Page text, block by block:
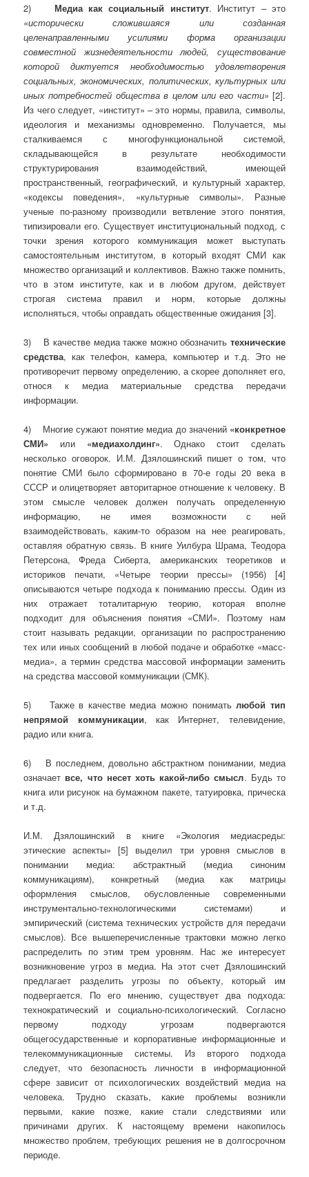
2) Медиа как социальный институт. Институт – это
«исторически сложившаяся или созданная
целенаправленными усилиями форма организации
совместной жизнедеятельности людей, существование
которой диктуется необходимостью удовлетворения
социальных, экономических, политических, культурных или
иных потребностей общества в целом или его части» [2].
Из чего следует, «институт» – это нормы, правила, символы,
идеология и механизмы одновременно. Получается, мы
сталкиваемся с многофункциональной системой,
складывающейся в результате необходимости
структурирования взаимодействий, имеющей
пространственный, географический, и культурный характер,
«кодексы поведения», «культурные символы». Разные
ученые по-разному производили ветвление этого понятия,
типизировали его. Существует институциональный подход, с
точки зрения которого коммуникация может выступать
самостоятельным институтом, в который входят СМИ как
множество организаций и коллективов. Важно также помнить,
что в этом институте, как и в любом другом, действует
строгая система правил и норм, которые должны
исполняться, чтобы оправдать общественные ожидания [3].
3) В качестве медиа также можно обозначить технические
средства, как телефон, камера, компьютер и т.д. Это не
противоречит первому определению, а скорее дополняет его,
относя к медиа материальные средства передачи
информации.
4) Многие сужают понятие медиа до значений «конкретное
СМИ» или «медиахолдинг». Однако стоит сделать
несколько оговорок. И.М. Дзялошинский пишет о том, что
понятие СМИ было сформировано в 70-е годы 20 века в
СССР и олицетворяет авторитарное отношение к человеку. В
этом смысле человек должен получать определенную
информацию, не имея возможности с ней
взаимодействовать, каким-то образом на нее реагировать,
оставляя обратную связь. В книге Уилбура Шрама, Теодора
Петерсона, Фреда Сиберта, американских теоретиков и
историков печати, «Четыре теории прессы» (1956) [4]
описываются четыре подхода к пониманию прессы. Один из
них отражает тоталитарную теорию, которая вполне
подходит для объяснения понятия «СМИ». Поэтому нам
стоит называть редакции, организации по распространению
тех или иных сообщений в любой подаче и обработке «масс-
медиа», а термин средства массовой информации заменить
на средства массовой коммуникации (СМК).
5) Также в качестве медиа можно пониматьлюбой тип
непрямой коммуникации, как Интернет, телевидение,
радио или книга.
6) В последнем, довольно абстрактном понимании, медиа
означает все, что несет хоть какой-либо смысл. Будь то
книга или рисунок на бумажном пакете, татуировка, прическа
и т.д.
И.М. Дзялошинский в книге «Экология медиасреды:
этические аспекты» [5] выделил три уровня смыслов в
понимании медиа: абстрактный (медиа синоним
коммуникациям), конкретный (медиа как матрицы
оформления смыслов, обусловленные современными
инструментально-технологическими системами) и
эмпирический (система технических устройств для передачи
смыслов). Все вышеперечисленные трактовки можно легко
распределить по этим трем уровням. Нас же интересует
возникновение угроз в медиа. На этот счет Дзялошинский
предлагает разделить угрозы по объекту, который им
подвергается. По его мнению, существует два подхода:
технократический и социально-психологический. Согласно
первому подходу угрозам подвергаются
общегосударственные и корпоративные информационные и
телекоммуникационные системы. Из второго подхода
следует, что безопасность личности в информационной
сфере зависит от психологических воздействий медиа на
человека. Трудно сказать, какие проблемы возникли
первыми, какие позже, какие стали следствиями или
причинами других. К настоящему времени накопилось
множество проблем, требующих решения не в долгосрочном
периоде.